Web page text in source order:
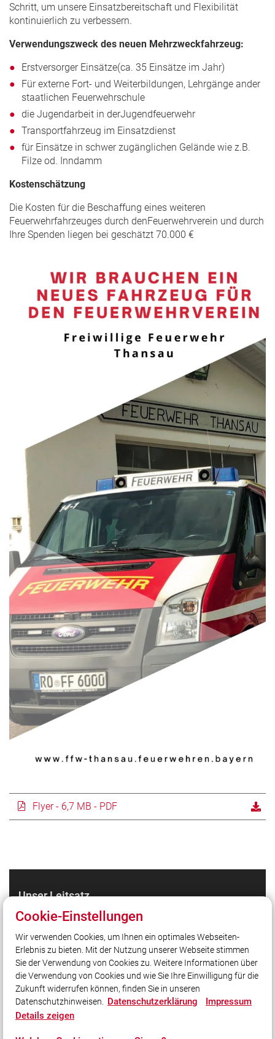
Schritt, um unsere Einsatzbereitschaft und Flexibilität
kontinuierlich zu verbessern.
Verwendungszweck des neuen Mehrzweckfahrzeug:
Erstversorger Einsätze(ca. 35 Einsätze im Jahr)
Für externe Fort- und Weiterbildungen, Lehrgänge ander
staatlichen Feuerwehrschule
die Jugendarbeit in derJugendfeuerwehr
Transportfahrzeug im Einsatzdienst
für Einsätze in schwer zugänglichen Gelände wie z.B.
Filze od. Inndamm
Kostenschätzung
Die Kosten für die Beschaffung eines weiteren
Feuerwehrfahrzeuges durch denFeuerwehrverein und durch
Ihre Spenden liegen bei geschätzt 70.000 €
Flyer - 6,7 MB - PDF
Unser Leitsatz
Quicklinks
LFV Bayern
Quicklink intern
Social Media
Cookie-Einstellungen
Wir verwenden Cookies, um Ihnen ein optimales Webseiten-
Erlebnis zu bieten. Mit der Nutzung unserer Webseite stimmen
Sie der Verwendung von Cookies zu. Weitere Informationen über
die Verwendung von Cookies und wie Sie Ihre Einwilligung für die
Zukunft widerrufen können, finden Sie in unseren
Datenschutzhinweisen. Datenschutzerklärung
Impressum
Details zeigen